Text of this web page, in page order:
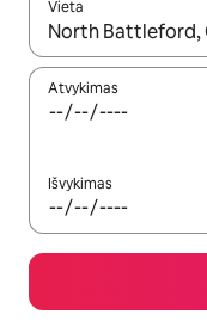
Vieta
Kai pasirodys
Atvykimas
Išvykimas